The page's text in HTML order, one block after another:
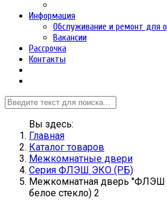
Информация
Обслуживание и ремонт для
Вакансии
Рассрочка
Контакты
Вы здесь:
Главная
Каталог товаров
Межкомнатные двери
Серия ФЛЭШ ЭКО (РБ)
Межкомнатная дверь ''ФЛЭШ
белое стекло) 2